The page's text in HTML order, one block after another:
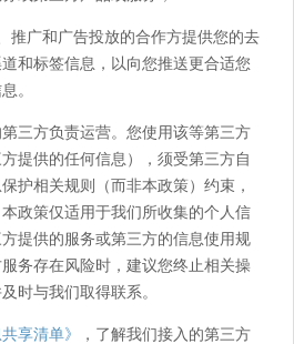
推广和广告投放的合作方提供您的去
和标签信息，以向您推送更合适您
。
三方负责运营。您使用该等第三方
提供的任何信息），须受第三方自
护相关规则（而非本政策）约束，
政策仅适用于我们所收集的个人信
提供的服务或第三方的信息使用规
务存在风险时，建议您终止相关操
时与我们取得联系。
享清单》
，了解我们接入的第三方